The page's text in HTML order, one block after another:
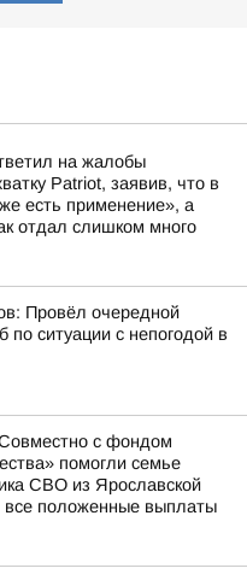
на жалобы
Patriot, заявив, что в
есть применение», а
отдал слишком много
Провёл очередной
по ситуации с непогодой в
с фондом
помогли семье
СВО из Ярославской
все положенные выплаты